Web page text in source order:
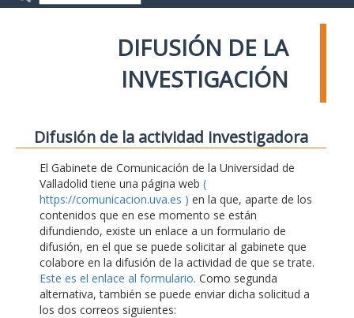
DIFUSIÓN DE LA
INVESTIGACIÓN
Difusión de la actividad investigadora
El Gabinete de Comunicación de la Universidad de
Valladolid tiene una página web (
https://comunicacion.uva.es ) en la que, aparte de los
contenidos que en ese momento se están
difundiendo, existe un enlace a un formulario de
difusión, en el que se puede solicitar al gabinete que
colabore en la difusión de la actividad de que se trate.
Este es el enlace al formulario. Como segunda
alternativa, también se puede enviar dicha solicitud a
los dos correos siguientes: